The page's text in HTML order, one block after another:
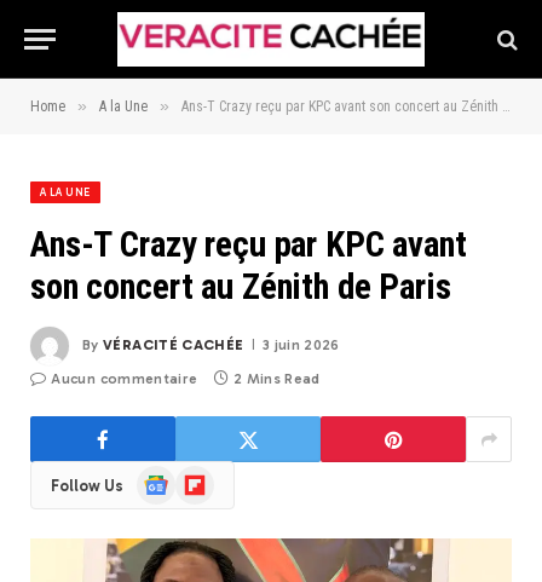
Home » A la Une » Ans-T Crazy reçu par KPC avant son concert au Zénith de Paris
A LA UNE
Ans-T Crazy reçu par KPC avant
son concert au Zénith de Paris
By VÉRACITÉ CACHÉE 3 juin 2026
Aucun commentaire 2 Mins Read
Follow Us
GoogleFlipboard